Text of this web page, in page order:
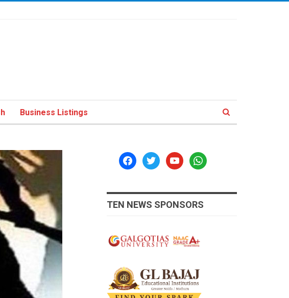
Business Listings
facebooktwitteryoutubewhatsapp
TEN NEWS SPONSORS